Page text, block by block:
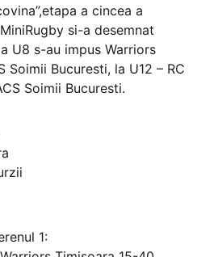
a cincea a
si-a desemnat
U8 s-au impus Warriors
Soimii Bucuresti, la U12 – RC
Soimii Bucuresti.
1: